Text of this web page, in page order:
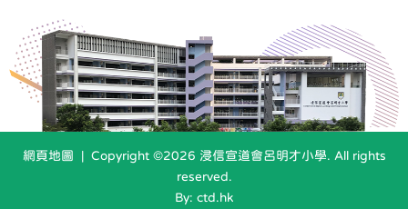
網頁地圖 | Copyright ©2026 浸信宣道會呂明才小學. All rights
reserved.
By: ctd.hk